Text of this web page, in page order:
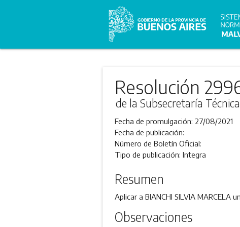
Resolución
de la Subsecretaría
Fecha de promulgación: 27/08/2021
Fecha de publicación:
Número de Boletín Oficial:
Tipo de publicación: Integra
Resumen
Aplicar a BIANCHI SILVIA
Observaciones